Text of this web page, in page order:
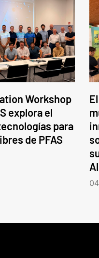
Workshop
explora el
para
de PFAS